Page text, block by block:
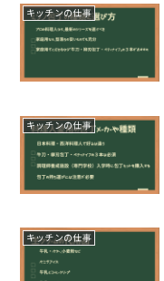
キッチンの仕事
キッチンの仕事
キッチンの仕事